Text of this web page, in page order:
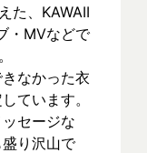
た、KAWAII
・MVなどで
なかった衣
ています。
セージな
り沢山で